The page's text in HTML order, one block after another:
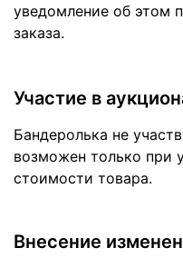
уведомление об этом
заказа.
Участие в
Бандеролька не
возможен только при
стоимости товара.
Внесение